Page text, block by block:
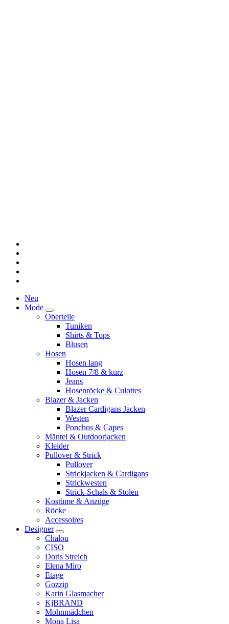
Neu
Mode
Oberteile
Tuniken
Shirts & Tops
Blusen
Hosen
Hosen lang
Hosen 7/8 & kurz
Jeans
Hosenröcke & Culottes
Blazer & Jacken
Blazer Cardigans Jacken
Westen
Ponchos & Capes
Mäntel & Outdoorjacken
Kleider
Pullover & Strick
Pullover
Strickjacken & Cardigans
Strickwesten
Strick-Schals & Stolen
Kostüme & Anzüge
Röcke
Accessoires
Designer
Chalou
CISO
Doris Streich
Elena Miro
Etage
Gozzip
Karin Glasmacher
KjBRAND
Mohnmädchen
Mona Lisa